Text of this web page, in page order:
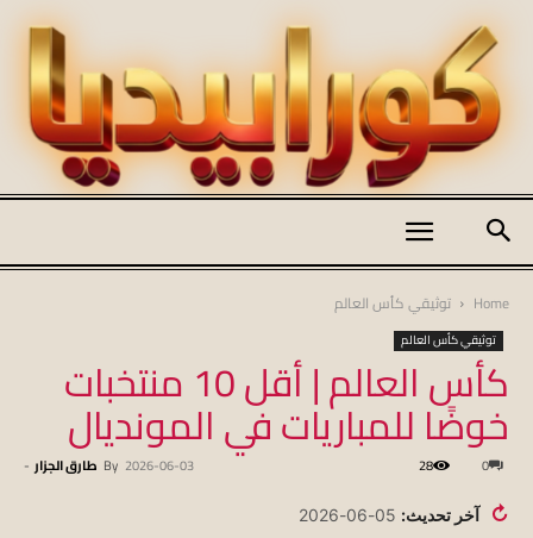
koraapedia
Home توثيقي كأس العالم
توثيقي كأس العالم
كأس العالم | أقل 10 منتخبات
خوضًا للمباريات في المونديال
By طارق الجزار - 2026-06-03 0
28
↻ آخر تحديث: 05-06-2026